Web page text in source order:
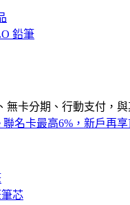
鉛筆
無卡分期、行動支付，
聯名卡最高6%，新戶再
芯